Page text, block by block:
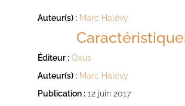
Auteur(s) : Marc Halévy
Éditeur : Oxus
Auteur(s) : Marc Halévy
Publication :12 juin 2017